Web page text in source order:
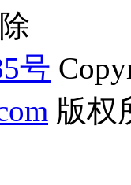
号
版权